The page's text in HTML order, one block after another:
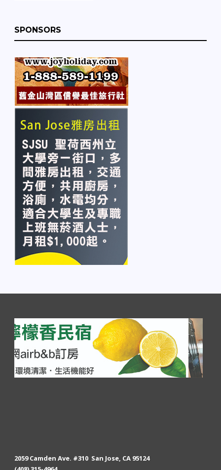
SPONSORS
2059 Camden Ave. #310 San Jose, CA 95124